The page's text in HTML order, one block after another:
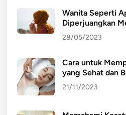
A
T
K
U
Wanita Seperti
Diperjuangkan
28/05/2023
Cara untuk
yang Sehat dan
21/11/2023